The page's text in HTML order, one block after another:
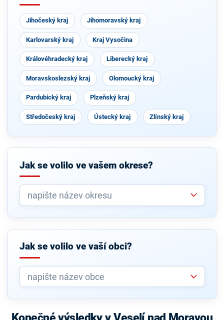
Moravu
Jihočeský kraj Jihomoravský kraj
Karlovarský kraj Kraj Vysočina
Královéhradecký kraj Liberecký kraj
Moravskoslezský kraj Olomoucký kraj
Pardubický kraj Plzeňský kraj
Středočeský kraj Ústecký kraj Zlínský kraj
Jak se volilo ve vašem okrese?
Jak se volilo ve vaší obci?